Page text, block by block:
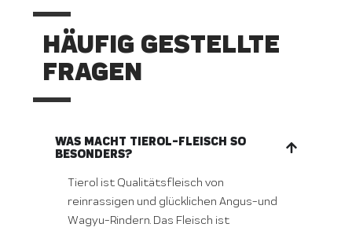
HÄUFIG GESTELLTE
FRAGEN
WAS MACHT TIEROL-FLEISCH SO
BESONDERS?
Tierol ist Qualitätsfleisch von
reinrassigen und glücklichen Angus-und
Wagyu-Rindern. Das Fleisch ist